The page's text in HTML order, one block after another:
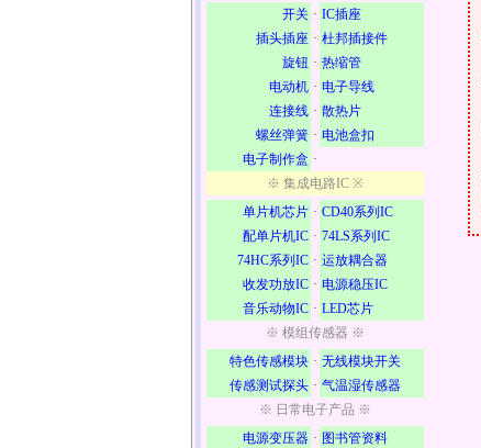
开关 · IC插座
插头插座 · 杜邦插接件
旋钮 · 热缩管
电动机 · 电子导线
连接线 · 散热片
螺丝弹簧 · 电池盒扣
电子制作盒 ·
※ 集成电路IC ※
单片机芯片 · CD40系列IC
配单片机IC · 74LS系列IC
74HC系列IC · 运放耦合器
收发功放IC · 电源稳压IC
音乐动物IC · LED芯片
※ 模组传感器 ※
特色传感模块 · 无线模块开关
传感测试探头 · 气温湿传感器
※ 日常电子产品 ※
电源变压器 · 图书管资料